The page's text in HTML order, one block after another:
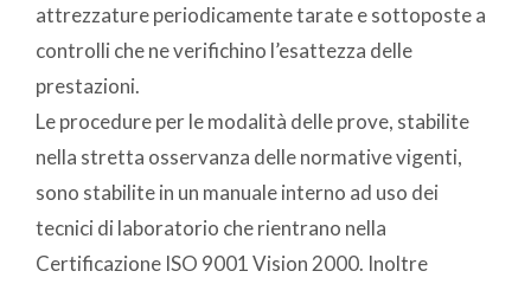
attrezzature periodicamente tarate e sottoposte a
controlli che ne verifichino l’esattezza delle
prestazioni.
Le procedure per le modalità delle prove, stabilite
nella stretta osservanza delle normative vigenti,
sono stabilite in un manuale interno ad uso dei
tecnici di laboratorio che rientrano nella
Certificazione ISO 9001 Vision 2000. Inoltre